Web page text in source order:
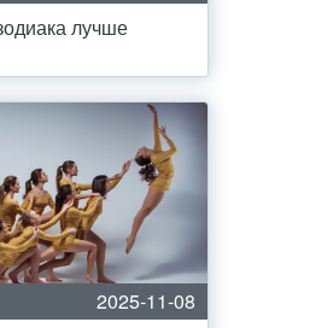
лучше
2025-11-08